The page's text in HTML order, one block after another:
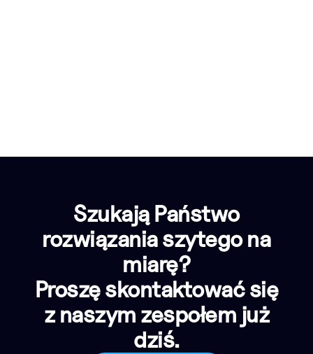
Szukają Państwo
rozwiązania szytego na
miarę?
Proszę skontaktować się
z naszym zespołem już
dziś.